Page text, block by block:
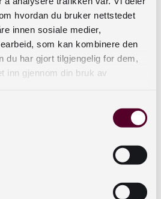
hvordan du bruker nettstedet
innen sosiale medier,
som kan kombinere den
du har gjort tilgjengelig for dem,
inn gjennom din bruk av
ønsker du å fylle
og er dette noe biblioteket
til med?
enklere/vanskeligere for
biblioteket?
er utfordrende å få tak i?
arrangementer kunne du
opplever du
synes du biblioteket